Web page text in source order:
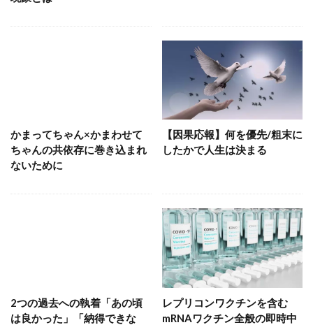
かまってちゃん×かまわせて
ちゃんの共依存に巻き込まれ
ないために
【因果応報】何を優先/粗末に
したかで人生は決まる
2つの過去への執着「あの頃
は良かった」「納得できな
レプリコンワクチンを含む
mRNAワクチン全般の即時中